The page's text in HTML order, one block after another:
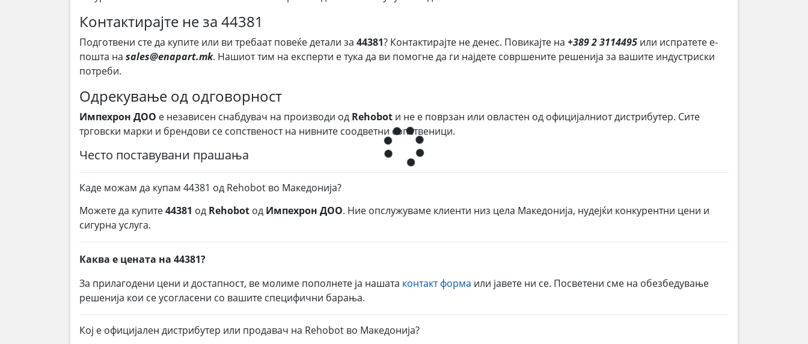
Контактирајте не за 44381
Подготвени сте да купите или ви требаат повеќе детали за 44381? Контактирајте не денес. Повикајте на +389 2 3114495 или испратете е-
пошта на sales@enapart.mk. Нашиот тим на експерти е тука да ви помогне да ги најдете совршените решенија за вашите индустриски
потреби.
Одрекување од одговорност
Импехрон ДОО е независен снабдувач на производи од Rehobot и не е поврзан или овластен од официјалниот дистрибутер. Сите
трговски марки и брендови се сопственост на нивните соодветни сопственици.
Често поставувани прашања
Каде можам да купам 44381 од Rehobot во Македонија?
Можете да купите44381 од Rehobot од Импехрон ДОО. Ние опслужуваме клиенти низ цела Македонија, нудејќи конкурентни цени и
сигурна услуга.
Каква е цената на 44381?
За прилагодени цени и достапност, ве молиме пополнете ја нашата контакт форма или јавете ни се. Посветени сме на обезбедување
решенија кои се усогласени со вашите специфични барања.
Кој е официјален дистрибутер или продавач на Rehobot во Македонија?